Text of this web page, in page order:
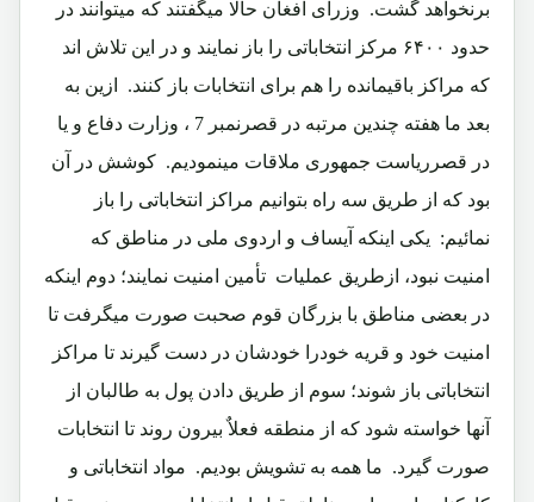
برنخواهد گشت.‏ وزرای افغان حالا میگفتند که میتوانند در
حدود ۶۴۰۰ مرکز انتخاباتی را باز نمایند و در این تلاش اند
که مراکز باقیمانده را هم برای انتخابات باز کنند.‏ ازین به
بعد ما هفته چندین مرتبه در قصرنمبر 7 ، وزارت دفاع و یا
در قصرریاست جمهوری ملاقات مینمودیم.‏ کوشش در آن
بود که از طریق سه راه بتوانیم مراکز انتخاباتی را باز
نمائیم:‏ یکی اینکه آیساف و اردوی ملی در مناطق که
امنیت نبود، ازطریق عملیات تأمین امنیت نمایند؛ دوم اینکه
در بعضی مناطق با بزرگان قوم صحبت صورت میگرفت تا
امنیت خود و قریه خودرا خودشان در دست گیرند تا مراکز
انتخاباتی باز شوند؛ سوم از طریق دادن پول به طالبان از
آنها خواسته شود که از منطقه فعلاٌ بیرون روند تا انتخابات
صورت گیرد.‏ ما همه به تشویش بودیم.‏ مواد انتخاباتی و